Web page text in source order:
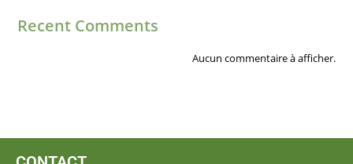
Recent Comments
Aucun commentaire à afficher.